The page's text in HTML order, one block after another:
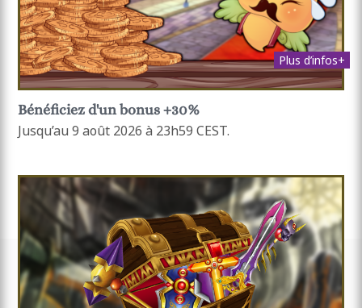
Plus d’infos+
Bénéficiez d'un bonus +30%
Jusqu’au 9 août 2026 à 23h59 CEST.